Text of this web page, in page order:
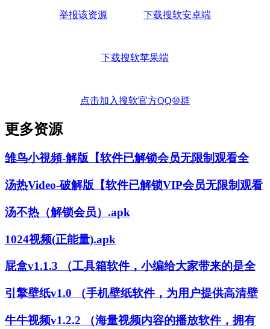
举报该资源 下载搜软安卓端
下载搜软苹果端
点击加入搜软官方QQ⑩群
更多资源
雏鸟小視頻-解版【软件已解锁会员无限制观看全
汤热Video-破解版【软件已解锁VIP会员无限制观看
汤不热（解锁会员）.apk
1024视频(正能量).apk
屁盒v1.1.3 （工具箱软件，小编给大家带来的是全
引擎壁纸v1.0 （手机壁纸软件，为用户提供高清壁
牛牛视频v1.2.2 （海量视频内容的播放软件，拥有